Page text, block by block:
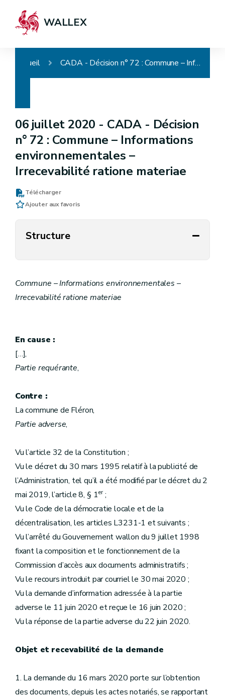
WALLEX
Accueil CADA - Décision n° 72 : Commune – Informations environnementales – Irrecevabilité ratione materiae
06 juillet 2020 - CADA - Décision
n° 72 : Commune – Informations
environnementales –
Irrecevabilité ratione materiae
Télécharger
Ajouter aux favoris
Structure
Commune – Informations environnementales –
Irrecevabilité ratione materiae
En cause :
[…],
Partie requérante,
Contre :
La commune de Fléron,
Partie adverse,
Vu l’article 32 de la Constitution ;
Vu le décret du 30 mars 1995 relatif à la publicité de
l’Administration, tel qu’il a été modifié par le décret du 2
mai 2019, l’article 8, § 1er;
Vu le Code de la démocratie locale et de la
décentralisation, les articles L3231-1 et suivants ;
Vu l’arrêté du Gouvernement wallon du 9 juillet 1998
fixant la composition et le fonctionnement de la
Commission d’accès aux documents administratifs ;
Vu le recours introduit par courriel le 30 mai 2020 ;
Vu la demande d’information adressée à la partie
adverse le 11 juin 2020 et reçue le 16 juin 2020 ;
Vu la réponse de la partie adverse du 22 juin 2020.
Objet et recevabilité de la demande
1. La demande du 16 mars 2020 porte sur l’obtention
des documents, depuis les actes notariés, se rapportant